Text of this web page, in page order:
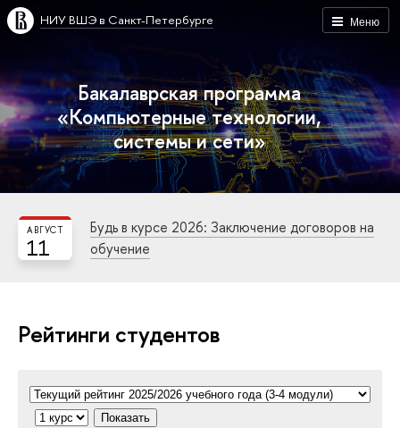
Меню
НИУ ВШЭ в Санкт-Петербурге
Бакалаврская программа
«Компьютерные технологии,
системы и сети»
11
АВГУСТ
Будь в курсе 2026: Заключение договоров на
обучение
Рейтинги студентов
Показать